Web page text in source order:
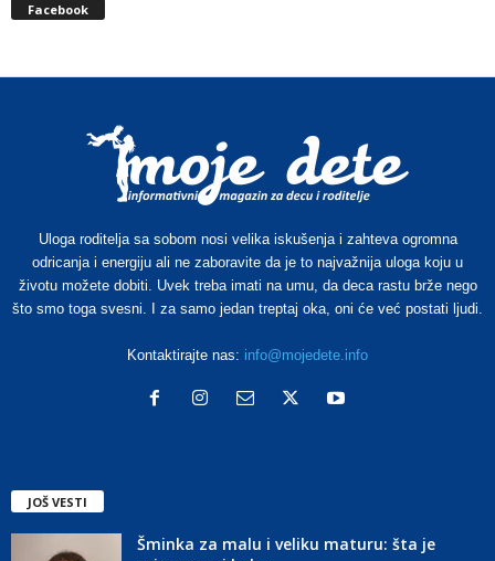
Facebook
Uloga roditelja sa sobom nosi velika iskušenja i zahteva ogromna
odricanja i energiju ali ne zaboravite da je to najvažnija uloga koju u
životu možete dobiti. Uvek treba imati na umu, da deca rastu brže nego
što smo toga svesni. I za samo jedan treptaj oka, oni će već postati ljudi.
Kontaktirajte nas: info@mojedete.info
JOŠ VESTI
Šminka za malu i veliku maturu: šta je